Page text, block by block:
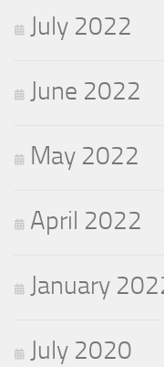
July 2022
June 2022
May 2022
April 2022
January
July 2020